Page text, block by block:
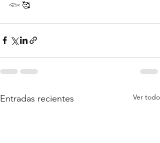
𓆟 🥰
Entradas recientes Ver todo